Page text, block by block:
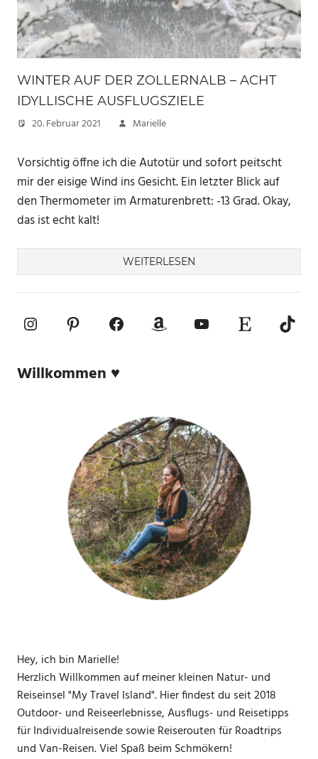
WINTER AUF DER ZOLLERNALB – ACHT
IDYLLISCHE AUSFLUGSZIELE
20. Februar 2021 Marielle
Vorsichtig öffne ich die Autotür und sofort peitscht
mir der eisige Wind ins Gesicht. Ein letzter Blick auf
den Thermometer im Armaturenbrett: -13 Grad. Okay,
das ist echt kalt!
WEITERLESEN
InstagramPinterestFacebookAmazonYouTube
Etsy-Shop
Willkommen ♥
Hey, ich bin Marielle!
Herzlich Willkommen auf meiner kleinen Natur- und
Reiseinsel "My Travel Island". Hier findest du seit 2018
Outdoor- und Reiseerlebnisse, Ausflugs- und Reisetipps
für Individualreisende sowie Reiserouten für Roadtrips
und Van-Reisen. Viel Spaß beim Schmökern!